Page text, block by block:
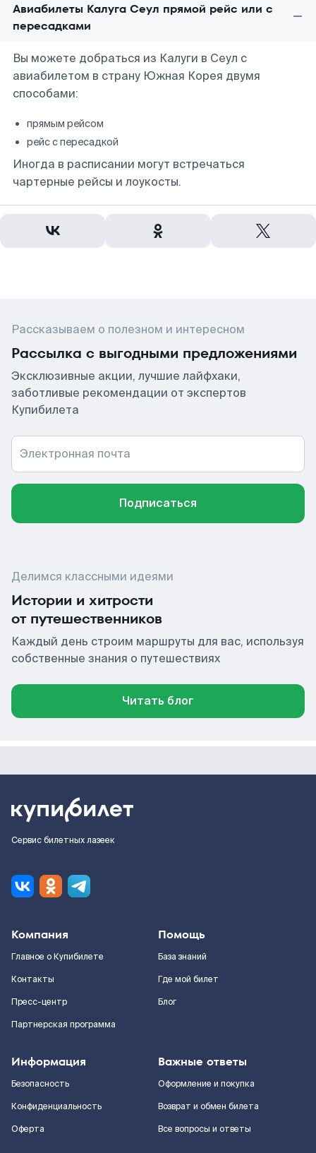
Авиабилеты Калуга Сеул прямой рейс или с
пересадками
Вы можете добраться из Калуги в Сеул с
авиабилетом в страну Южная Корея двумя
способами:
прямым рейсом
рейс с пересадкой
Иногда в расписании могут встречаться
чартерные рейсы и лоукосты.
Рассказываем о полезном и интересном
Рассылка с выгодными предложениями
Эксклюзивные акции, лучшие лайфхаки,
заботливые рекомендации от экспертов
Купибилета
Электронная почта
Подписаться
Делимся классными идеями
Истории и хитрости
от путешественников
Каждый день строим маршруты для вас, используя
собственные знания о путешествиях
Читать блог
Сервис билетных лазеек
Компания
Главное о Купибилете
Контакты
Пресс-центр
Партнерская программа
Помощь
База знаний
Где мой билет
Блог
Информация
Безопасность
Конфиденциальность
Оферта
Важные ответы
Оформление и покупка
Возврат и обмен билета
Все вопросы и ответы